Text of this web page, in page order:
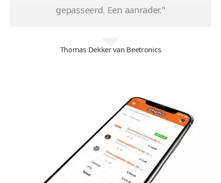
gepasseerd. Een aanrader."
Thomas Dekker van Beetronics